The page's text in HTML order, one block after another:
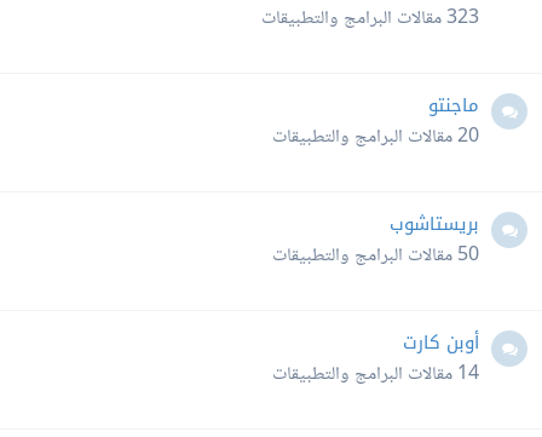
323مقالات البرامج والتطبيقات
ماجنتو
20مقالات البرامج والتطبيقات
بريستاشوب
50مقالات البرامج والتطبيقات
أوبن كارت
14مقالات البرامج والتطبيقات